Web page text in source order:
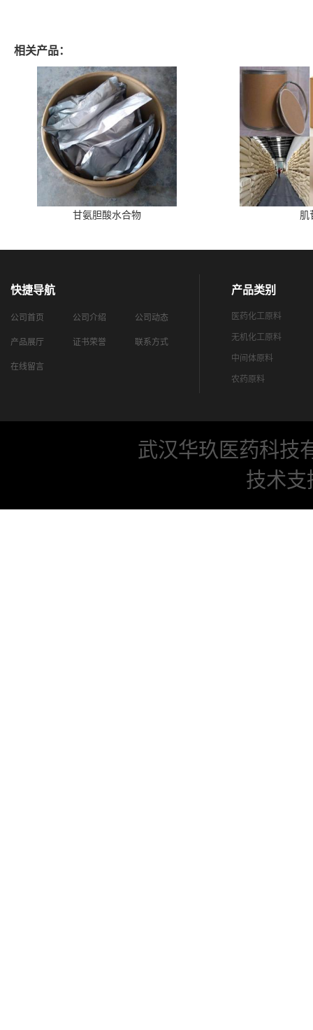
相关产品：
甘氨胆酸水合物 肌
快捷导航
公司首页 公司介绍 公司动态
产品展厅 证书荣誉 联系方式
在线留言
产品类别
医药化工原料
无机化工原料
中间体原料
农药原料
武汉华玖医药科技
技术